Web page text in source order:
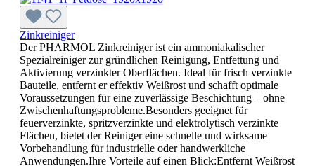
Zinkreiniger
Der PHARMOL Zinkreiniger ist ein ammoniakalischer
Spezialreiniger zur gründlichen Reinigung, Entfettung und
Aktivierung verzinkter Oberflächen. Ideal für frisch verzinkte
Bauteile, entfernt er effektiv Weißrost und schafft optimale
Voraussetzungen für eine zuverlässige Beschichtung – ohne
Zwischenhaftungsprobleme.Besonders geeignet für
feuerverzinkte, spritzverzinkte und elektrolytisch verzinkte
Flächen, bietet der Reiniger eine schnelle und wirksame
Vorbehandlung für industrielle oder handwerkliche
Anwendungen.Ihre Vorteile auf einen Blick:Entfernt Weißrost